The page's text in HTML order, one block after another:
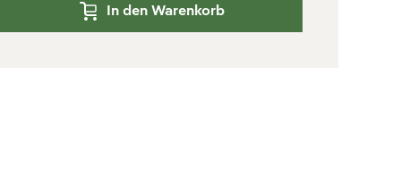
In den Warenkorb